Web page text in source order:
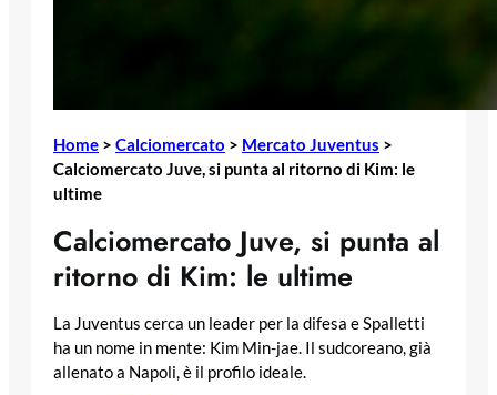
Home > Calciomercato > Mercato Juventus >
Calciomercato Juve, si punta al ritorno di Kim: le
ultime
Calciomercato Juve, si punta al
ritorno di Kim: le ultime
La Juventus cerca un leader per la difesa e Spalletti
ha un nome in mente: Kim Min-jae. Il sudcoreano, già
allenato a Napoli, è il profilo ideale.